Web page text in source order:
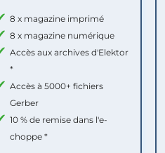
8 x magazine imprimé
8 x magazine numérique
Accès aux archives d'Elektor
*
Accès à 5000+ fichiers
Gerber
10 % de remise dans l'e-
choppe *